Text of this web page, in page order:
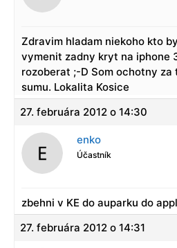
Zdravim hladam niekoho kto
vymenit zadny kryt na iphone
rozoberat ;-D Som ochotny
sumu. Lokalita Kosice
27. februára 2012 o 14:30
enko
Účastník
zbehni v KE do auparku do
27. februára 2012 o 14:31